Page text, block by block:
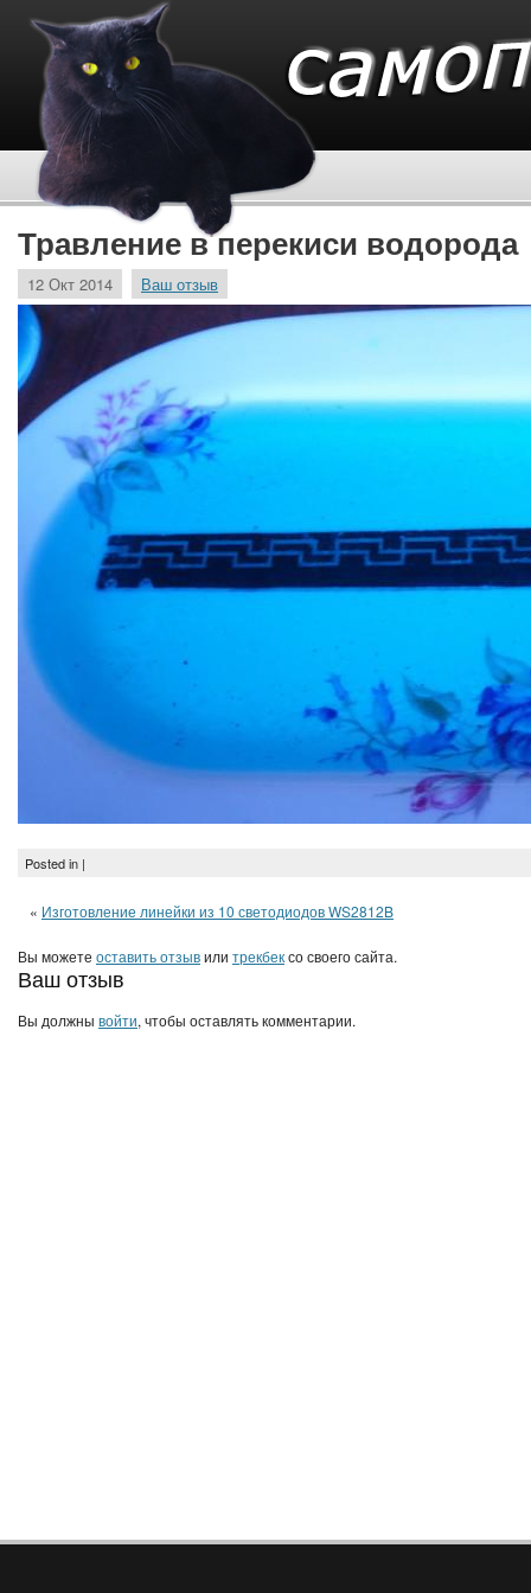
Травление в перекиси водорода
12 Окт 2014 Ваш отзыв
Posted in |
« Изготовление линейки из 10 светодиодов WS2812B
Вы можете оставить отзывили трекбексо своего сайта.
Ваш отзыв
Вы должны войти, чтобы оставлять комментарии.